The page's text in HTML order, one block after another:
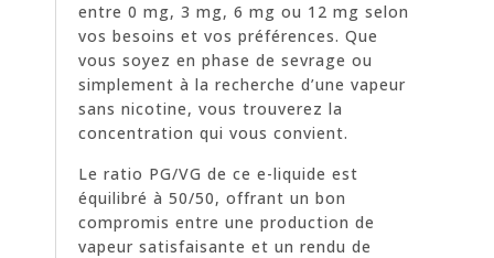
entre 0 mg, 3 mg, 6 mg ou 12 mg selon
vos besoins et vos préférences. Que
vous soyez en phase de sevrage ou
simplement à la recherche d’une vapeur
sans nicotine, vous trouverez la
concentration qui vous convient.
Le ratio PG/VG de ce e-liquide est
équilibré à 50/50, offrant un bon
compromis entre une production de
vapeur satisfaisante et un rendu de